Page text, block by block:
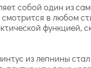
собой один из
в любом
из лепнины